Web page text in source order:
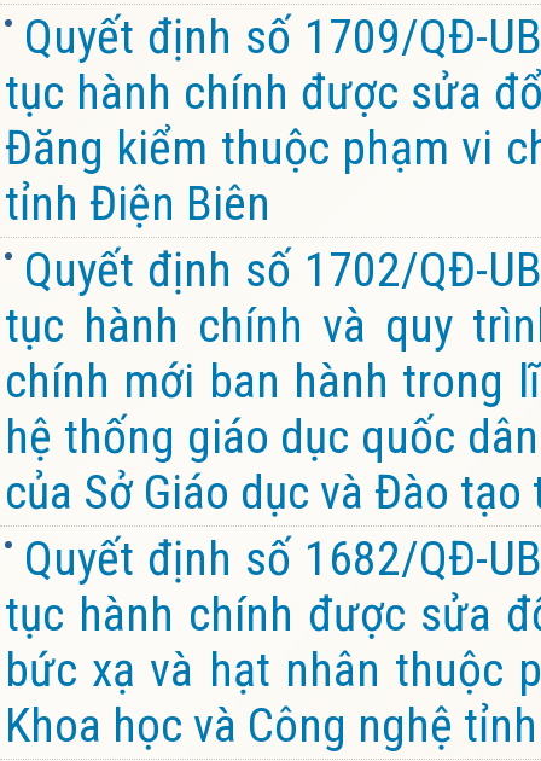
Quyết định số 1709/QĐ-
tục hành chính được sửa
Đăng kiểm thuộc phạm vi
tỉnh Điện Biên
Quyết định số 1702/QĐ-
tục hành chính và quy
chính mới ban hành trong
hệ thống giáo dục quốc
của Sở Giáo dục và Đào
Quyết định số 1682/QĐ-
tục hành chính được sửa
bức xạ và hạt nhân thuộc
Khoa học và Công nghệ